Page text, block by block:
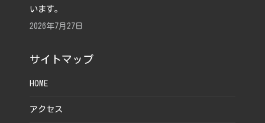
います。
2026年7月27日
サイトマップ
HOME
アクセス